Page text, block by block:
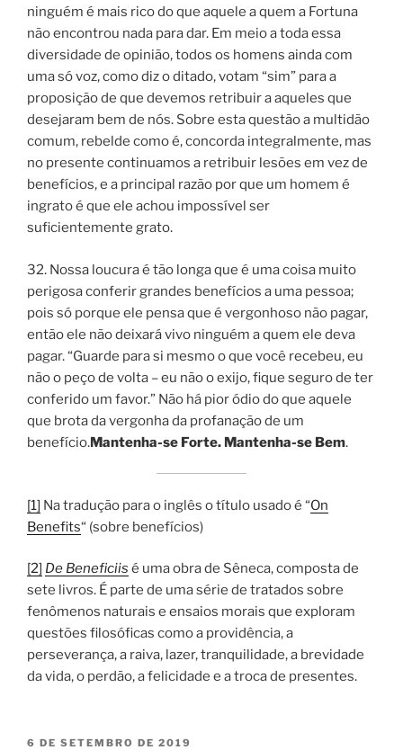
ninguém é mais rico do que aquele a quem a Fortuna
não encontrou nada para dar. Em meio a toda essa
diversidade de opinião, todos os homens ainda com
uma só voz, como diz o ditado, votam “sim” para a
proposição de que devemos retribuir a aqueles que
desejaram bem de nós. Sobre esta questão a multidão
comum, rebelde como é, concorda integralmente, mas
no presente continuamos a retribuir lesões em vez de
benefícios, e a principal razão por que um homem é
ingrato é que ele achou impossível ser
suficientemente grato.
32. Nossa loucura é tão longa que é uma coisa muito
perigosa conferir grandes benefícios a uma pessoa;
pois só porque ele pensa que é vergonhoso não pagar,
então ele não deixará vivo ninguém a quem ele deva
pagar. “Guarde para si mesmo o que você recebeu, eu
não o peço de volta – eu não o exijo, fique seguro de ter
conferido um favor.” Não há pior ódio do que aquele
que brota da vergonha da profanação de um
benefício.Mantenha-se Forte. Mantenha-se Bem.
[1] Na tradução para o inglês o título usado é “On
Benefits“ (sobre benefícios)
[2] De Beneficiis é uma obra de Sêneca, composta de
sete livros. É parte de uma série de tratados sobre
fenômenos naturais e ensaios morais que exploram
questões filosóficas como a providência, a
perseverança, a raiva, lazer, tranquilidade, a brevidade
da vida, o perdão, a felicidade e a troca de presentes.
PUBLICADO
6 DE SETEMBRO DE 2019